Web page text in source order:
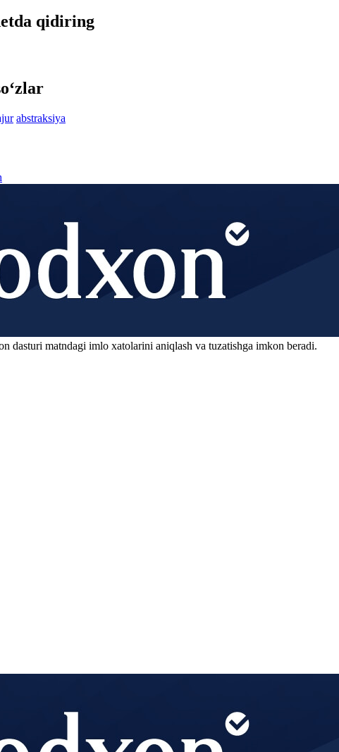
qidiring
abstraksiya
dasturi matndagi imlo xatolarini aniqlash va tuzatishga imkon beradi.